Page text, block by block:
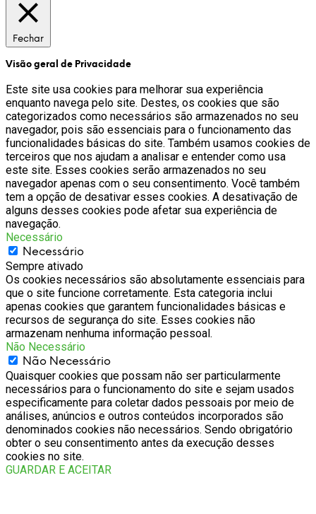
Fechar
Visão geral de Privacidade
Este site usa cookies para melhorar sua experiência
enquanto navega pelo site. Destes, os cookies que são
categorizados como necessários são armazenados no seu
navegador, pois são essenciais para o funcionamento das
funcionalidades básicas do site. Também usamos cookies de
terceiros que nos ajudam a analisar e entender como usa
este site. Esses cookies serão armazenados no seu
navegador apenas com o seu consentimento. Você também
tem a opção de desativar esses cookies. A desativação de
alguns desses cookies pode afetar sua experiência de
navegação.
Necessário
Necessário
Sempre ativado
Os cookies necessários são absolutamente essenciais para
que o site funcione corretamente. Esta categoria inclui
apenas cookies que garantem funcionalidades básicas e
recursos de segurança do site. Esses cookies não
armazenam nenhuma informação pessoal.
Não Necessário
Não Necessário
Quaisquer cookies que possam não ser particularmente
necessários para o funcionamento do site e sejam usados
especificamente para coletar dados pessoais por meio de
análises, anúncios e outros conteúdos incorporados são
denominados cookies não necessários. Sendo obrigatório
obter o seu consentimento antes da execução desses
cookies no site.
GUARDAR E ACEITAR